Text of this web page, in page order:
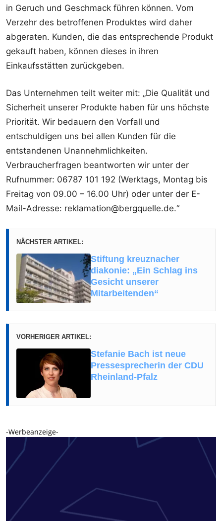
in Geruch und Geschmack führen können. Vom
Verzehr des betroffenen Produktes wird daher
abgeraten. Kunden, die das entsprechende Produkt
gekauft haben, können dieses in ihren
Einkaufsstätten zurückgeben.
Das Unternehmen teilt weiter mit: „Die Qualität und
Sicherheit unserer Produkte haben für uns höchste
Priorität. Wir bedauern den Vorfall und
entschuldigen uns bei allen Kunden für die
entstandenen Unannehmlichkeiten.
Verbraucherfragen beantworten wir unter der
Rufnummer: 06787 101 192 (Werktags, Montag bis
Freitag von 09.00 – 16.00 Uhr) oder unter der E-
Mail-Adresse: reklamation@bergquelle.de.“
NÄCHSTER ARTIKEL:
Stiftung kreuznacher
diakonie: „Ein Schlag ins
Gesicht unserer
Mitarbeitenden“
VORHERIGER ARTIKEL:
Stefanie Bach ist neue
Pressesprecherin der CDU
Rheinland-Pfalz
-Werbeanzeige-